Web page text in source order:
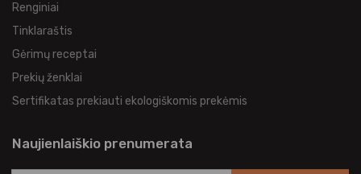
Renginiai
Tinklaraštis
Gėrimų receptai
Prekių ženklai
Sertifikatas prekiauti ekologiškomis prekėmis
Naujienlaiškio prenumerata